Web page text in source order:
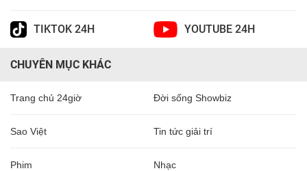
TIKTOK 24H YOUTUBE 24H
CHUYÊN MỤC KHÁC
Trang chủ 24giờ Đời sống Showbiz
Sao Việt Tin tức giải trí
Phim Nhạc